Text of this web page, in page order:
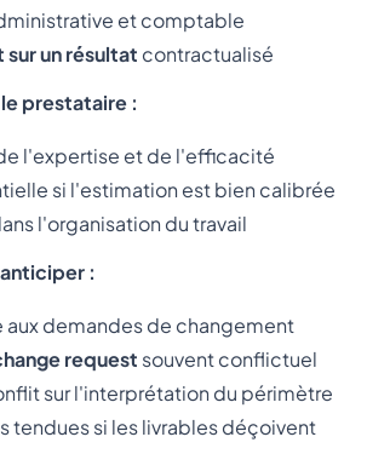
et comptable
sur un résultat contractualisé
prestataire :
l'expertise et de l'efficacité
si l'estimation est bien calibrée
l'organisation du travail
:
aux demandes de changement
request souvent conflictuel
sur l'interprétation du périmètre
tendues si les livrables déçoivent